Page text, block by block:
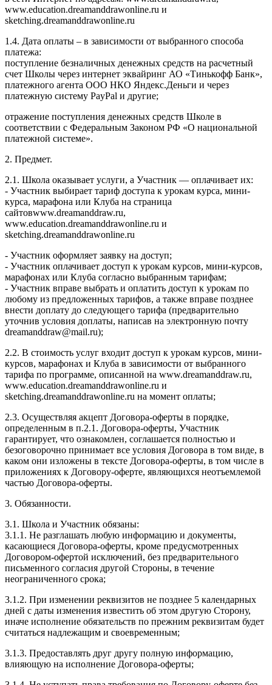
www.education.dreamanddrawonline.ru и
sketching.dreamanddrawonline.ru
1.4. Дата оплаты – в зависимости от выбранного способа
платежа:
поступление безналичных денежных средств на расчетный
счет Школы через интернет эквайринг АО «Тинькофф Банк»,
платежного агента ООО НКО Яндекс.Деньги и через
платежную систему PayPal и другие;
отражение поступления денежных средств Школе в
соответствии с Федеральным Законом РФ «О национальной
платежной системе».
2. Предмет.
2.1. Школа оказывает услуги, а Участник — оплачивает их:
- Участник выбирает тариф доступа к урокам курса, мини-
курса, марафона или Клуба на страница
сайтовwww.dreamanddraw.ru,
www.education.dreamanddrawonline.ru и
sketching.dreamanddrawonline.ru
- Участник оформляет заявку на доступ;
- Участник оплачивает доступ к урокам курсов, мини-курсов,
марафонах или Клуба согласно выбранным тарифам;
- Участник вправе выбрать и оплатить доступ к урокам по
любому из предложенных тарифов, а также вправе позднее
внести доплату до следующего тарифа (предварительно
уточнив условия доплаты, написав на электронную почту
dreamanddraw@mail.ru);
2.2. В стоимость услуг входит доступ к урокам курсов, мини-
курсов, марафонах и Клуба в зависимости от выбранного
тарифа по программе, описанной на www.dreamanddraw.ru,
www.education.dreamanddrawonline.ru и
sketching.dreamanddrawonline.ru на момент оплаты;
2.3. Осуществляя акцепт Договора-оферты в порядке,
определенным в п.2.1. Договора-оферты, Участник
гарантирует, что ознакомлен, соглашается полностью и
безоговорочно принимает все условия Договора в том виде, в
каком они изложены в тексте Договора-оферты, в том числе в
приложениях к Договору-оферте, являющихся неотъемлемой
частью Договора-оферты.
3. Обязанности.
3.1. Школа и Участник обязаны:
3.1.1. Не разглашать любую информацию и документы,
касающиеся Договора-оферты, кроме предусмотренных
Договором-офертой исключений, без предварительного
письменного согласия другой Стороны, в течение
неограниченного срока;
3.1.2. При изменении реквизитов не позднее 5 календарных
дней с даты изменения известить об этом другую Сторону,
иначе исполнение обязательств по прежним реквизитам будет
считаться надлежащим и своевременным;
3.1.3. Предоставлять друг другу полную информацию,
влияющую на исполнение Договора-оферты;